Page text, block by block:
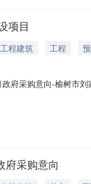
项目
工程建筑 工程
府采购意向-榆树市
面结构，总长
府采购意向